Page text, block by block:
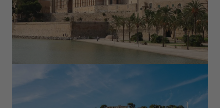
Retour
Arrivée